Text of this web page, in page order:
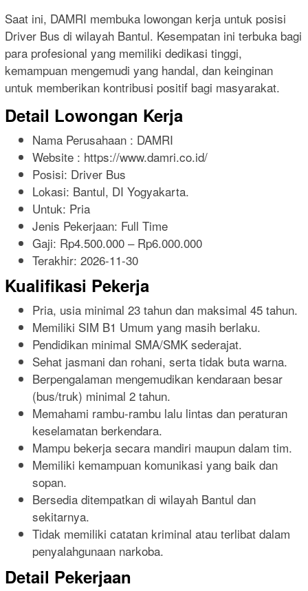
Saat ini, DAMRI membuka lowongan kerja untuk posisi
Driver Bus di wilayah Bantul. Kesempatan ini terbuka bagi
para profesional yang memiliki dedikasi tinggi,
kemampuan mengemudi yang handal, dan keinginan
untuk memberikan kontribusi positif bagi masyarakat.
Detail Lowongan Kerja
Nama Perusahaan : DAMRI
Website : https://www.damri.co.id/
Posisi: Driver Bus
Lokasi: Bantul, DI Yogyakarta.
Untuk: Pria
Jenis Pekerjaan: Full Time
Gaji: Rp4.500.000 – Rp6.000.000
Terakhir: 2026-11-30
Kualifikasi Pekerja
Pria, usia minimal 23 tahun dan maksimal 45 tahun.
Memiliki SIM B1 Umum yang masih berlaku.
Pendidikan minimal SMA/SMK sederajat.
Sehat jasmani dan rohani, serta tidak buta warna.
Berpengalaman mengemudikan kendaraan besar
(bus/truk) minimal 2 tahun.
Memahami rambu-rambu lalu lintas dan peraturan
keselamatan berkendara.
Mampu bekerja secara mandiri maupun dalam tim.
Memiliki kemampuan komunikasi yang baik dan
sopan.
Bersedia ditempatkan di wilayah Bantul dan
sekitarnya.
Tidak memiliki catatan kriminal atau terlibat dalam
penyalahgunaan narkoba.
Detail Pekerjaan